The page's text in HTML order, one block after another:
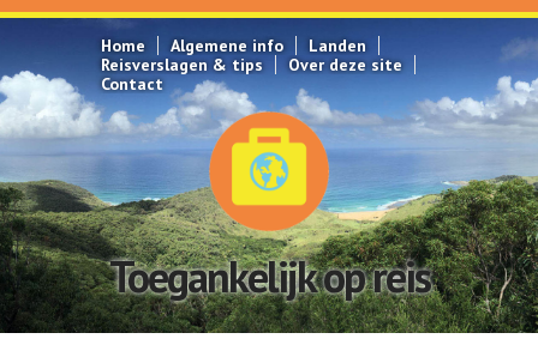
Overslaan en naar de inhoud gaan
Home
Algemene info
Landen
Reisverslagen & tips
Over deze site
Contact
Toegankelijk op reis